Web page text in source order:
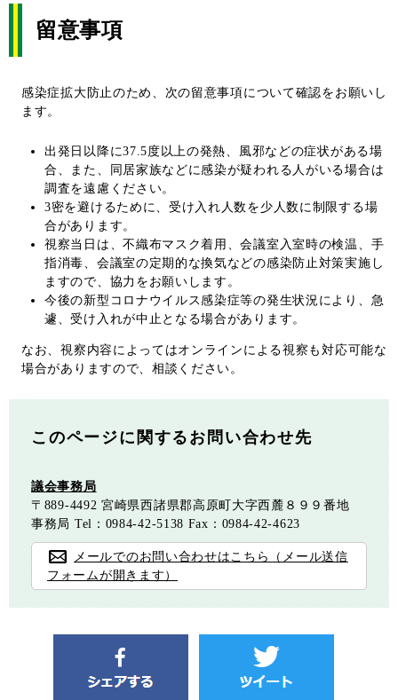
留意事項
感染症拡大防止のため、次の留意事項について確認をお願いし
ます。
出発日以降に37.5度以上の発熱、風邪などの症状がある場
合、また、同居家族などに感染が疑われる人がいる場合は
調査を遠慮ください。
3密を避けるために、受け入れ人数を少人数に制限する場
合があります。
視察当日は、不織布マスク着用、会議室入室時の検温、手
指消毒、会議室の定期的な換気などの感染防止対策実施し
ますので、協力をお願いします。
今後の新型コロナウイルス感染症等の発生状況により、急
遽、受け入れが中止となる場合があります。
なお、視察内容によってはオンラインによる視察も対応可能な
場合がありますので、相談ください。
このページに関するお問い合わせ先
議会事務局
〒889-4492 宮崎県西諸県郡高原町大字西麓８９９番地
事務局 Tel：0984-42-5138 Fax：0984-42-4623
メールでのお問い合わせはこちら（メール送信
フォームが開きます）